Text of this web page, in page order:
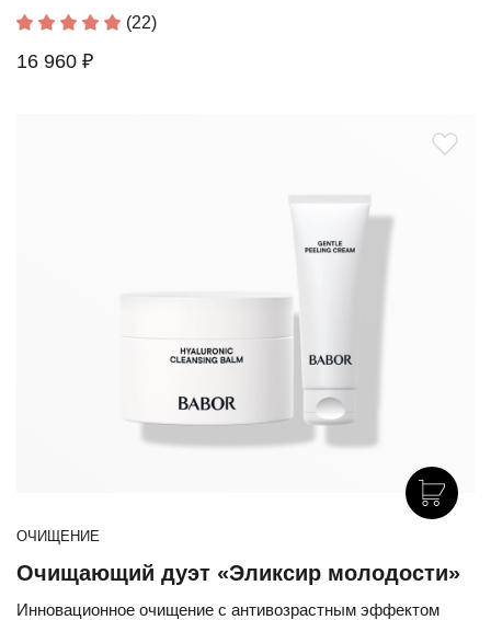
(22)
16 960 ₽
ОЧИЩЕНИЕ
Очищающий дуэт «Эликсир молодости»
Инновационное очищение с антивозрастным эффектом